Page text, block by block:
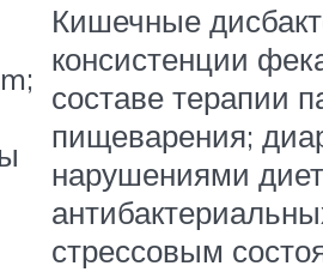
Кишечные
консистенции
составе терапии
пищеварения;
нарушениями
стрессовым